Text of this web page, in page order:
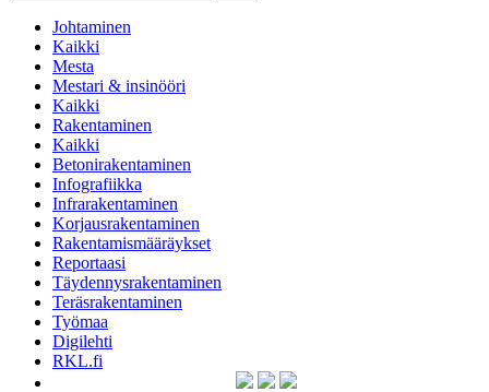
Johtaminen
Kaikki
Mesta
Mestari & insinööri
Kaikki
Rakentaminen
Kaikki
Betonirakentaminen
Infografiikka
Infrarakentaminen
Korjausrakentaminen
Rakentamismääräykset
Reportaasi
Täydennysrakentaminen
Teräsrakentaminen
Työmaa
Digilehti
RKL.fi